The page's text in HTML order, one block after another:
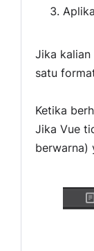
Jika kalian
satu
Ketika
Jika Vue
berwarna)